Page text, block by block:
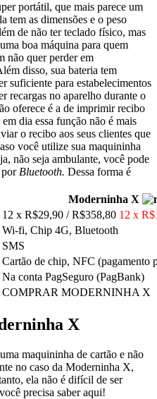
portátil, que mais parece um
tem as dimensões e o peso
de não ter teclado físico, mas
boa máquina para quem
não quer perder em
disso, sua bateria tem
suficiente para estabelecimentos
recargas no aparelho durante o
oferece é a de imprimir recibo
dia essa função não é mais
o recibo aos seus clientes que
você utilize sua maquininha
não seja ambulante, você pode
por Bluetooth. Dessa forma é
Moderninha X
12 x R$29,90 / R$358,80 12 x
Wi-fi, Chip 4G, Bluetooth
SMS
Cartão de chip, NFC (pagamento
Na conta PagSeguro (PagBank)
COMPRAR MODERNINHA X
X
maquininha de cartão e não
no caso da Moderninha X,
ela não é difícil de ser
precisa saber aqui!